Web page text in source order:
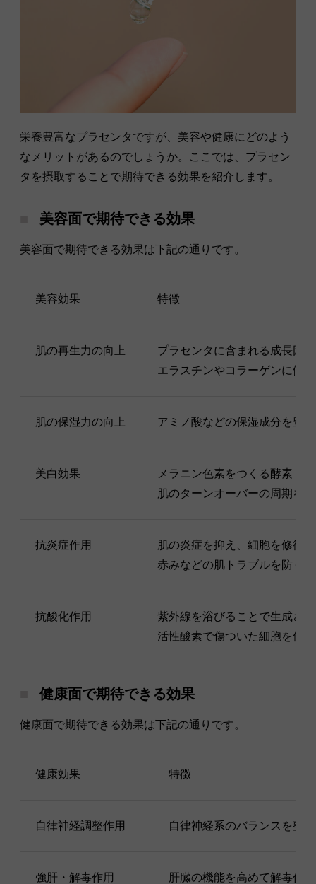
栄養豊富なプラセンタですが、美容や健康にどのよう
なメリットがあるのでしょうか。ここでは、プラセン
タを摂取することで期待できる効果を紹介します。
美容面で期待できる効果
美容面で期待できる効果は下記の通りです。
美容効果 特徴
肌の再生力の向上
プラセンタに含まれる成長因
エラスチンやコラーゲンに働
肌の保湿力の向上 アミノ酸などの保湿成分を豊
美白効果
メラニン色素をつくる酵素（
肌のターンオーバーの周期を
抗炎症作用
肌の炎症を抑え、細胞を修復
赤みなどの肌トラブルを防ぐ。
抗酸化作用
紫外線を浴びることで生成さ
活性酸素で傷ついた細胞を修
健康面で期待できる効果
健康面で期待できる効果は下記の通りです。
健康効果 特徴
自律神経調整作用 自律神経系のバランスを整
強肝・解毒作用
肝臓の機能を高めて解毒作